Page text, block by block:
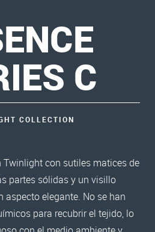
C
COLLECTION
Twinlight con sutiles matices de
partes sólidas y un visillo
aspecto elegante. No se han
para recubrir el tejido, lo